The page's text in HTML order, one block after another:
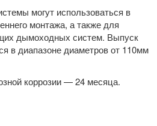
могут использоваться в
монтажа, а также для
дымоходных систем. Выпуск
в диапазоне диаметров от 110мм
коррозии — 24 месяца.